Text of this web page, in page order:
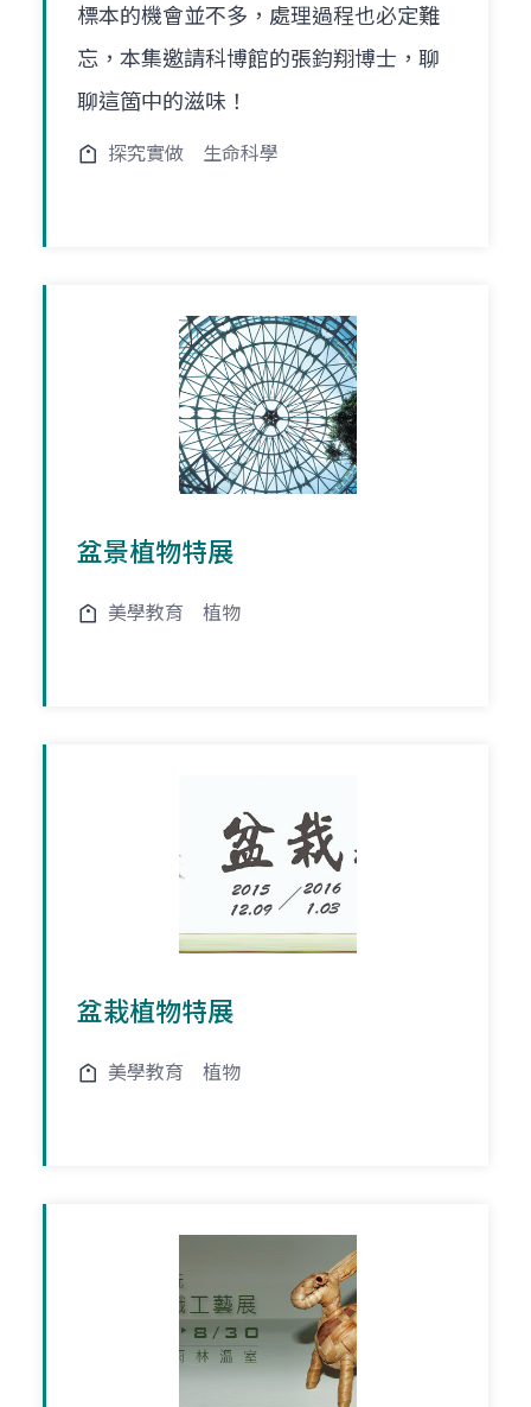
標本的機會並不多，處理過程也必定難
忘，本集邀請科博館的張鈞翔博士，聊
聊這箇中的滋味！
探究實做 生命科學
盆景植物特展
美學教育 植物
盆栽植物特展
美學教育 植物